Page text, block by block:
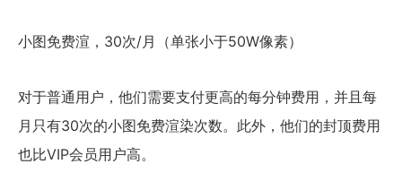
小图免费渲，30次/月（单张小于50W像素）
对于普通用户，他们需要支付更高的每分钟费用，并且每
月只有30次的小图免费渲染次数。此外，他们的封顶费用
也比VIP会员用户高。